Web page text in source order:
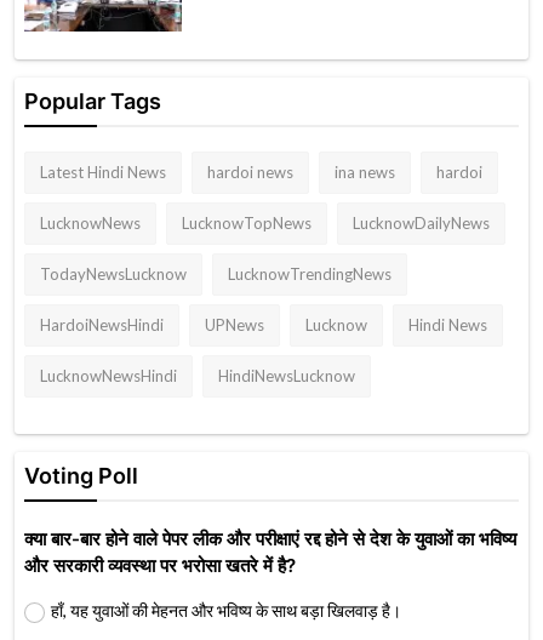
Popular Tags
Latest Hindi News hardoi news ina news hardoi
LucknowNews LucknowTopNews LucknowDailyNews
TodayNewsLucknow LucknowTrendingNews
HardoiNewsHindi UPNews Lucknow Hindi News
LucknowNewsHindi HindiNewsLucknow
Voting Poll
क्या बार-बार होने वाले पेपर लीक और परीक्षाएं रद्द होने से देश के युवाओं का भविष्य
और सरकारी व्यवस्था पर भरोसा खतरे में है?
हाँ, यह युवाओं की मेहनत और भविष्य के साथ बड़ा खिलवाड़ है।